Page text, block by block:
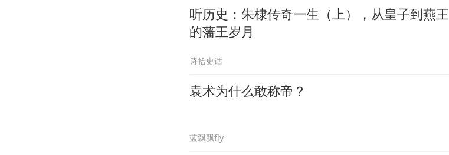
听历史：朱棣传奇一生（上），从皇子到燕
的藩王岁月
诗拾史话
袁术为什么敢称帝？
蓝飘飘fly